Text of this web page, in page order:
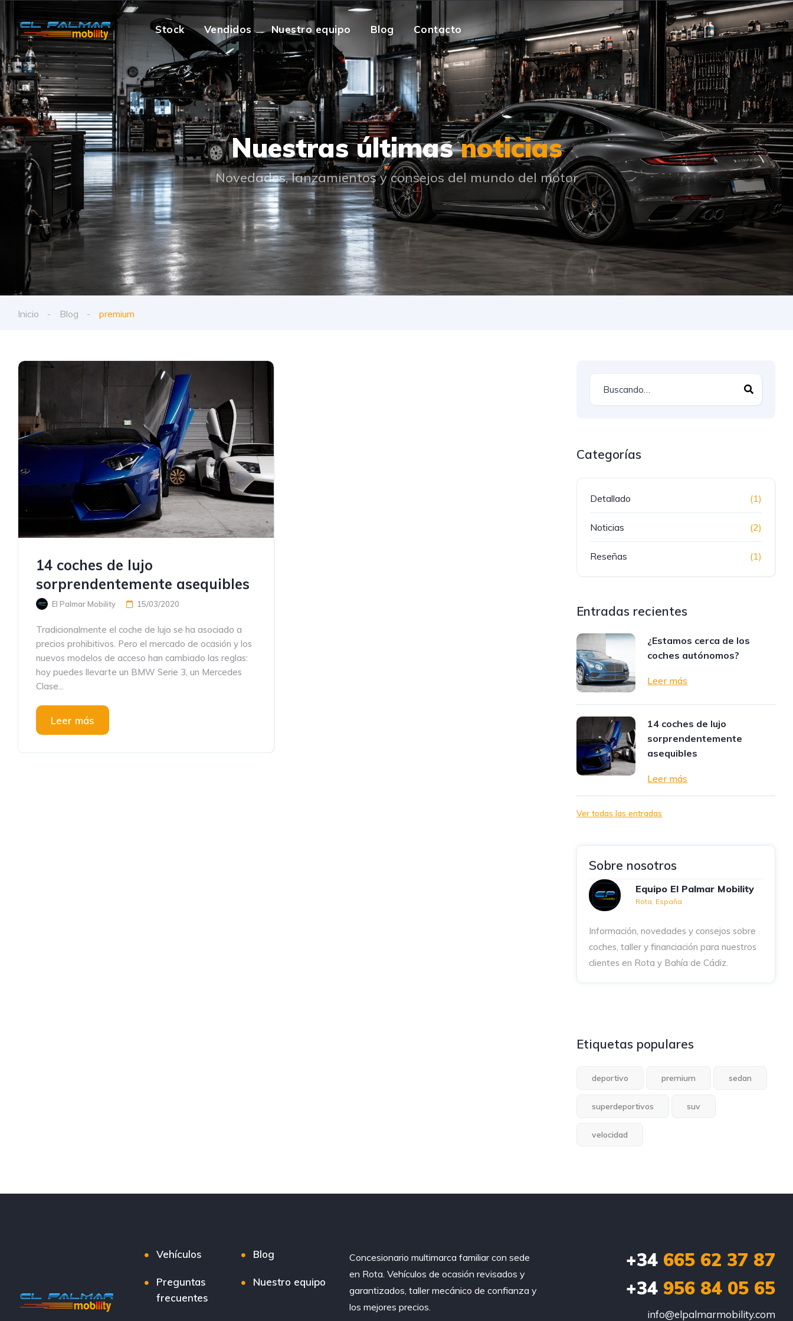
Stock Vendidos Nuestro equipo Blog Contacto
Nuestras últimasnoticias
Novedades, lanzamientos y consejos del mundo del motor
Inicio Blog premium
14 coches de lujo
sorprendentemente asequibles
El Palmar Mobility 15/03/2020
Tradicionalmente el coche de lujo se ha asociado a
precios prohibitivos. Pero el mercado de ocasión y los
nuevos modelos de acceso han cambiado las reglas:
hoy puedes llevarte un BMW Serie 3, un Mercedes
Clase...
Leer más
Categorías
Detallado (1)
Noticias (2)
Reseñas (1)
Entradas recientes
¿Estamos cerca de los
coches autónomos?
Leer más
14 coches de lujo
sorprendentemente
asequibles
Leer más
Ver todas las entradas
Sobre nosotros
Equipo El Palmar Mobility
Rota, España
Información, novedades y consejos sobre
coches, taller y financiación para nuestros
clientes en Rota y Bahía de Cádiz.
Etiquetas populares
deportivo premium sedan
superdeportivos suv
velocidad
Vehículos Blog
Preguntas
frecuentes
Nuestro equipo
Concesionario multimarca familiar con sede
en Rota. Vehículos de ocasión revisados y
garantizados, taller mecánico de confianza y
los mejores precios.
+34665 62 37 87
+34956 84 05 65
info@elpalmarmobility.com